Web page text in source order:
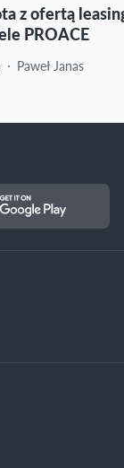
z ofertą
PROACE
Paweł Janas